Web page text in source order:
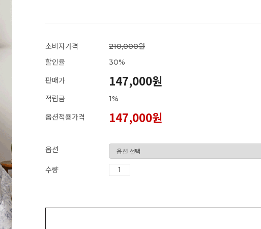
소비자가격
210,000원
할인율
30%
판매가
147,000원
적립금
1%
옵션적용가격
147,000원
옵션
수량